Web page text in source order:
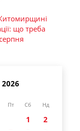
що треба
Пт Сб Нд
1
2